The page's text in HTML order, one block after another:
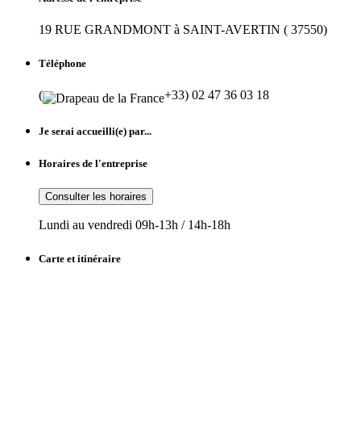
19 RUE GRANDMONT à SAINT-AVERTIN ( 37550)
Téléphone
( +33) 02 47 36 03 18
Je serai accueilli(e) par...
Horaires de l'entreprise
Consulter les horaires
Lundi au vendredi 09h-13h / 14h-18h
Carte et itinéraire